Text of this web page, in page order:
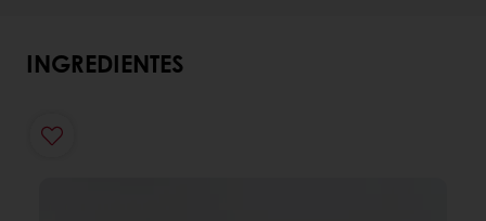
INGREDIENTES